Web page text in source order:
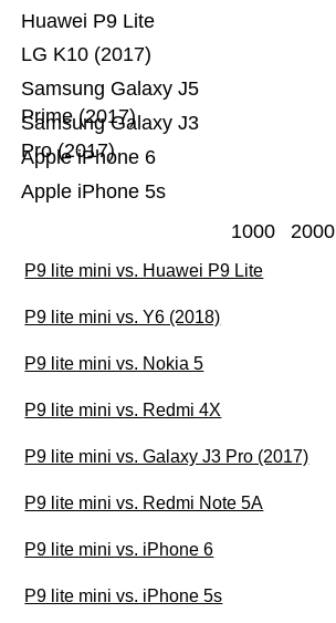
Apple iPhone 5s
Apple iPhone 6
Samsung Galaxy J3
Pro (2017)
Samsung Galaxy J5
Prime (2017)
LG K10 (2017)
Huawei P9 Lite
1000 2000
P9 lite mini vs. Huawei P9 Lite
P9 lite mini vs. Y6 (2018)
P9 lite mini vs. Nokia 5
P9 lite mini vs. Redmi 4X
P9 lite mini vs. Galaxy J3 Pro (2017)
P9 lite mini vs. Redmi Note 5A
P9 lite mini vs. iPhone 6
P9 lite mini vs. iPhone 5s